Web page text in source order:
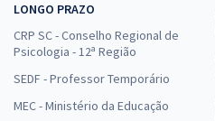
LONGO PRAZO
CRP SC - Conselho Regional de
Psicologia - 12ª Região
SEDF - Professor Temporário
MEC - Ministério da Educação